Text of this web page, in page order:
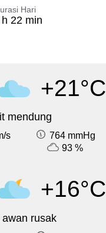
Hari
22 min
+21°C
mendung
s
764 mmHg
93 %
+16°C
awan rusak